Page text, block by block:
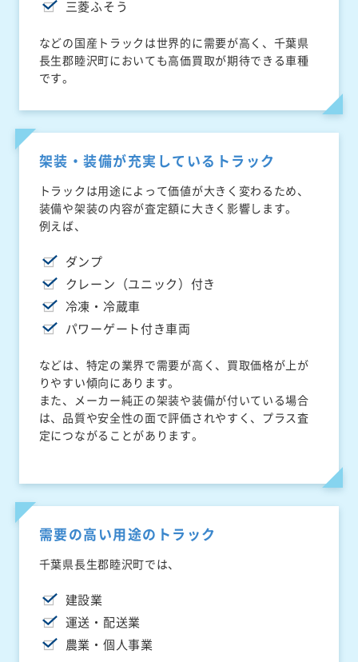
三菱ふそう
などの国産トラックは世界的に需要が高く、千葉県
長生郡睦沢町においても高価買取が期待できる車種
です。
架装・装備が充実しているトラック
トラックは用途によって価値が大きく変わるため、
装備や架装の内容が査定額に大きく影響します。
例えば、
ダンプ
クレーン（ユニック）付き
冷凍・冷蔵車
パワーゲート付き車両
などは、特定の業界で需要が高く、買取価格が上が
りやすい傾向にあります。
また、メーカー純正の架装や装備が付いている場合
は、品質や安全性の面で評価されやすく、プラス査
定につながることがあります。
需要の高い用途のトラック
千葉県長生郡睦沢町では、
建設業
運送・配送業
農業・個人事業